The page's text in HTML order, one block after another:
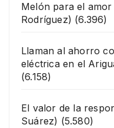
Melón para el
Rodríguez) (6.396)
Llaman al ahorro
eléctrica en el
(6.158)
El valor de la
Suárez) (5.580)